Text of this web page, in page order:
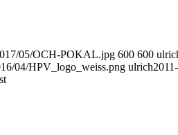
05/OCH-POKAL.jpg 600 600
04/HPV_logo_weiss.png ulrich